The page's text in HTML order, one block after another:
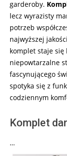
garderoby.
lecz wyrazisty
potrzeb
najwyższej
komplet staje się
niepowtarzalne
fascynującego
spotyka się z
codziennym
Komplet
…